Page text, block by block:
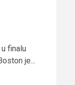
finalu
je...